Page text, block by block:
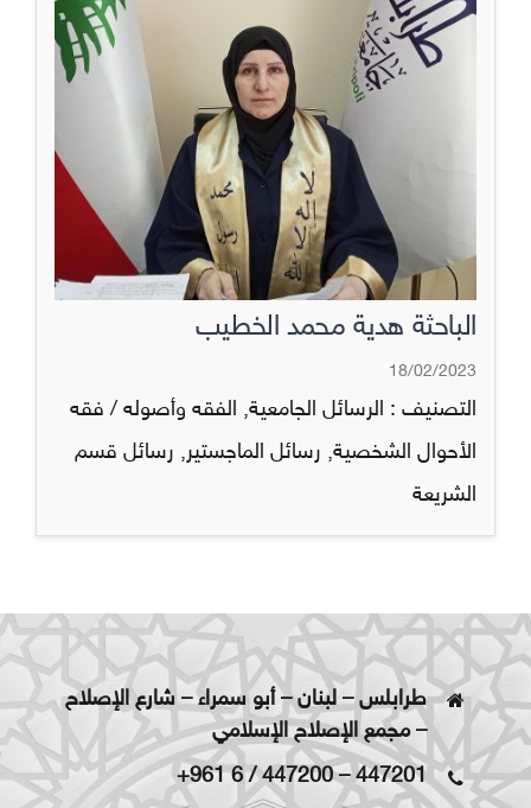
الباحثة هدية محمد الخطيب
18/02/2023
التصنيف : الرسائل الجامعية, الفقه وأصوله / فقه
الأحوال الشخصية, رسائل الماجستير, رسائل قسم
الشريعة
طرابلس – لبنان – أبو سمراء – شارع الإصلاح
– مجمع الإصلاح الإسلامي
+961 6 / 447200–447201